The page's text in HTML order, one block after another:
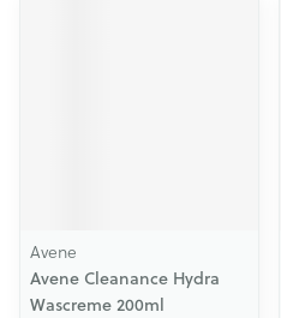
Avene
Avene Cleanance Hydra
Wascreme 200ml